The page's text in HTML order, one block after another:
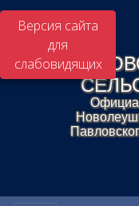
Версия сайта
для
слабовидящих